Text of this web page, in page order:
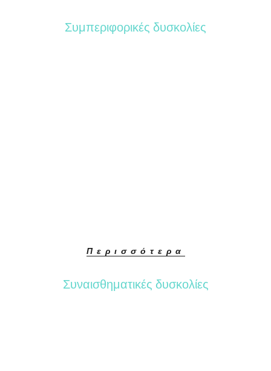
Συμπεριφορικές δυσκολίες
Περισσότερα
Συναισθηματικές δυσκολίες